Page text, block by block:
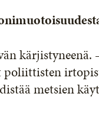
kärjistyneenä.
poliittisten
metsien